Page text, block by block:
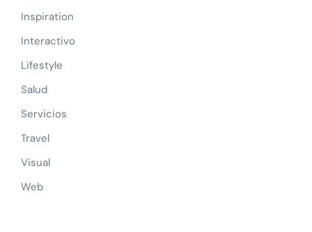
Inspiration
Interactivo
Lifestyle
Salud
Servicios
Travel
Visual
Web